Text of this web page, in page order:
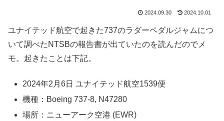
2024.09.30 2024.10.01
ユナイテッド航空で起きた737のラダーペダルジャムにつ
いて調べたNTSBの報告書が出ていたのを読んだのでメ
モ。起きたことは下記。
2024年2月6日 ユナイテッド航空1539便
機種：Boeing 737-8, N47280
場所：ニューアーク空港 (EWR)